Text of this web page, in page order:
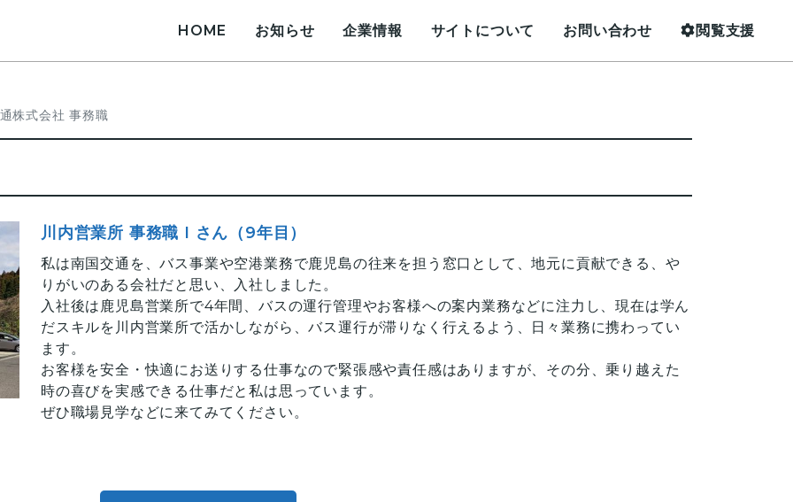
HOME お知らせ 企業情報 サイトについて お問い合わせ 閲覧支援
株式会社 事務職
川内営業所 事務職 I さん（9年目）
私は南国交通を、バス事業や空港業務で鹿児島の往来を担う窓口として、地元に貢献できる、や
りがいのある会社だと思い、入社しました。
入社後は鹿児島営業所で4年間、バスの運行管理やお客様への案内業務などに注力し、現在は学ん
だスキルを川内営業所で活かしながら、バス運行が滞りなく行えるよう、日々業務に携わってい
ます。
お客様を安全・快適にお送りする仕事なので緊張感や責任感はありますが、その分、乗り越えた
時の喜びを実感できる仕事だと私は思っています。
ぜひ職場見学などに来てみてください。